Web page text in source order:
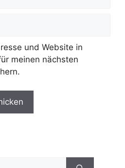
und Website in
meinen nächsten